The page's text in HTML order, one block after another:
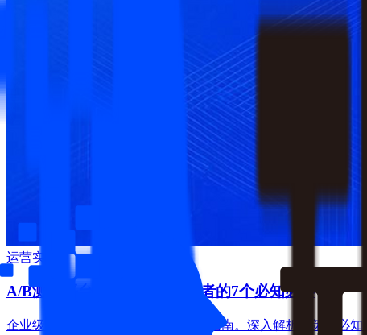
运营实战
A/B测试平台完整指南：决策者的7个必知必会
企业级A/B测试平台选型与落地完整指南。深入解析决策者必